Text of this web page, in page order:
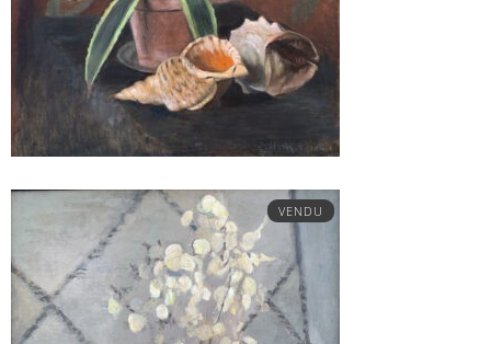
VENDU